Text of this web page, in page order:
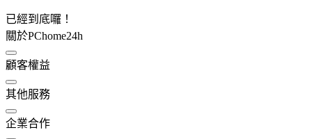
已經到底囉！
關於PChome24h
顧客權益
其他服務
企業合作